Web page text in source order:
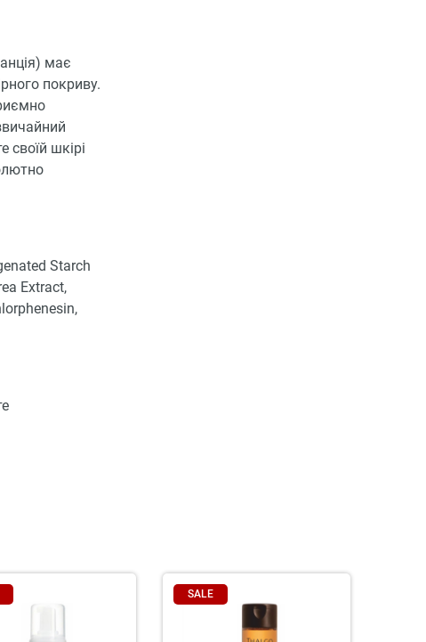
має
покриву.
шкірі
Starch
Extract,
SALE